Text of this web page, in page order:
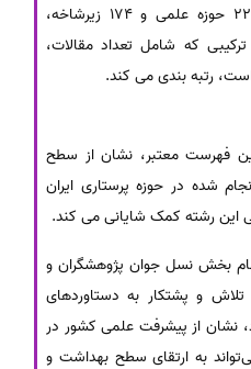
اسکوپوس و با در نظر گرفتن 22 حوزه علمی و 174 زیرشاخه،
که شامل تعداد مقالات،
رتبه‌ بندی می کند.
فهرست معتبر، نشان از سطح
شده در حوزه پرستاری ایران
این رشته کمک شایانی می ‌کند.
بخش نسل جوان پژوهشگران و
تلاش و پشتکار به دستاوردهای
نشان از پیشرفت علمی کشور در
به ارتقای سطح بهداشت و